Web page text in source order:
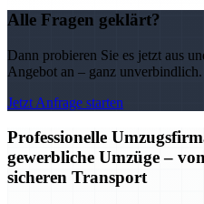
Alle Fragen geklärt?
Dann probieren Sie es jetzt aus
Angebot an – ganz unverbindlich.
Jetzt Anfrage starten
Professionelle
gewerbliche Umzüge –
sicheren Transport